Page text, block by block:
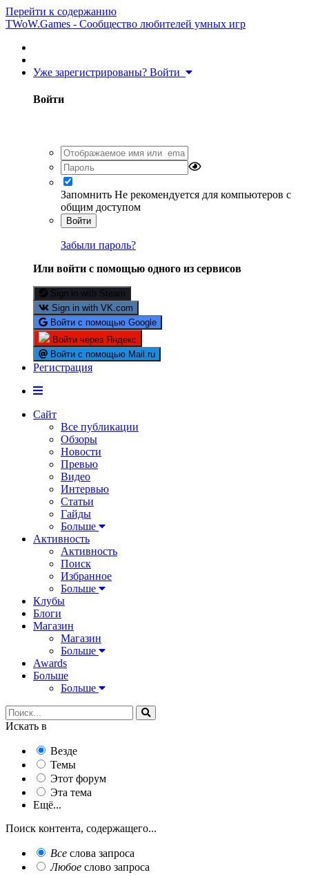
Перейти к содержанию
TWoW.Games - Сообщество любителей умных игр
Уже зарегистрированы? Войти
Войти
Запомнить Не рекомендуется для компьютеров с
общим доступом
Войти
Забыли пароль?
Или войти с помощью одного из сервисов
Sign in with Steam
Sign in with VK.com
Войти с помощью Google
Войти через Яндекс
Войти с помощью Mail.ru
Регистрация
Сайт
Все публикации
Обзоры
Новости
Превью
Видео
Интервью
Статьи
Гайды
Больше
Активность
Активность
Поиск
Избранное
Больше
Клубы
Блоги
Магазин
Магазин
Больше
Awards
Больше
Больше
Искать в
Везде
Темы
Этот форум
Эта тема
Ещё...
Поиск контента, содержащего...
Все слова запроса
Любое слово запроса